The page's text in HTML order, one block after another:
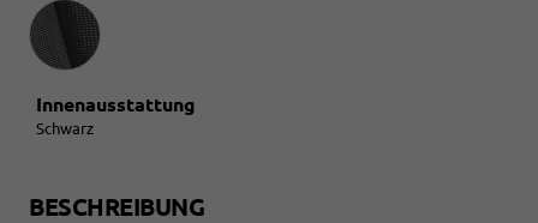
Innenausstattung
Innenausstattung
Schwarz
BESCHREIBUNG